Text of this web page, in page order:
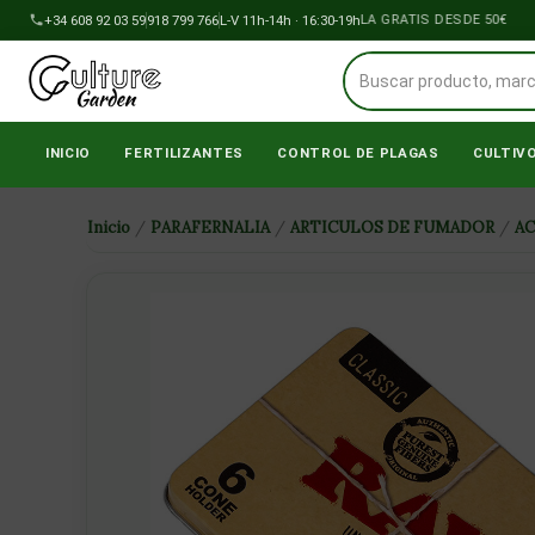
al
contenido
+34 608 92 03 59918 799 766L-V 11h-14h · 16:30-19h
ENVÍOS A PENÍNSULA GRATIS DESDE 50€
INICIO FERTILIZANTES CONTROL DE PLAGAS CULTIVO
Inicio / PARAFERNALIA / ARTICULOS DE FUMADOR /